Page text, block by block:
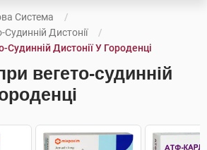
Система
Дистонії
Дистонії У Городенці
вегето-судинній